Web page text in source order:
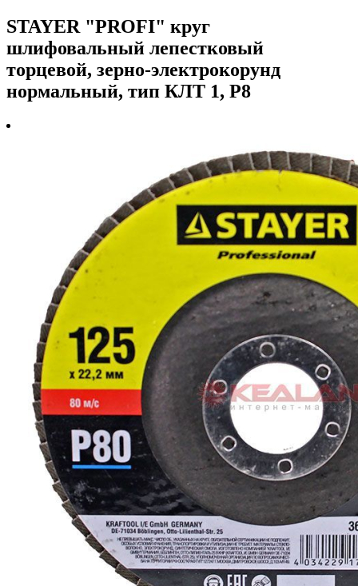
STAYER "PROFI" круг
шлифовальный лепестковый
торцевой, зерно-электрокорунд
нормальный, тип КЛТ 1, P8